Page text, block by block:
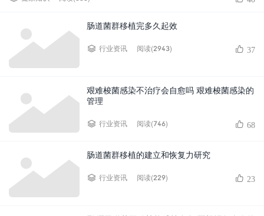
肠道菌群移植完多久起效
行业资讯 阅读(2943) 37
艰难梭菌感染不治疗会自愈吗 艰难梭菌感染的
管理
行业资讯 阅读(746) 68
肠道菌群移植的建立和恢复力研究
行业资讯 阅读(229) 23